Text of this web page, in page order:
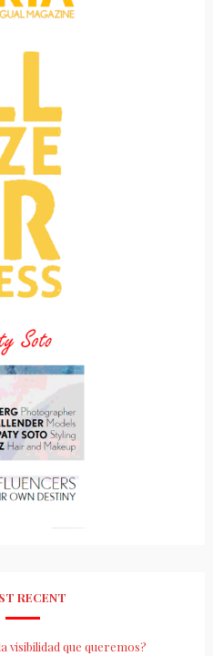
RECENT
visibilidad que queremos?